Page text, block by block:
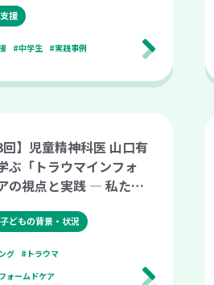
援
#中学生 #実践事例
回】児童精神科医 山口有
ぶ「トラウマインフォ
の視点と実践 ― 私たち
」（オンライン研修）
どもの背景・状況
グ #トラウマ
ォームドケア